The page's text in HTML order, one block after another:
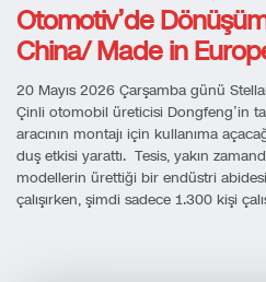
Otomotiv’de
China/ Made in
20 Mayıs 2026 Çarşamba günü
Çinli otomobil üreticisi Dongfeng’in
aracının montajı için kullanıma
duş etkisi yarattı. Tesis, yakın
modellerin ürettiği bir endüstri
çalışırken, şimdi sadece 1.300 kişi